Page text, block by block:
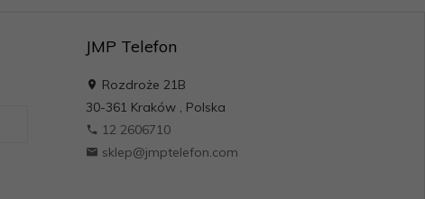
JMP Telefon
Rozdroże 21B
30-361 Kraków, Polska
12 2606710
sklep@jmptelefon.com